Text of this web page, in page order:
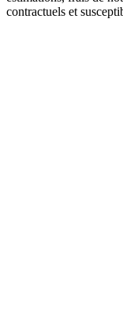
contractuels et